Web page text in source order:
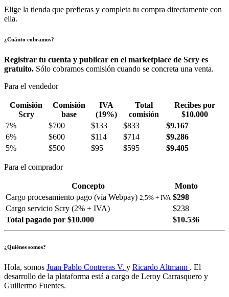
Elige la tienda que prefieras y completa tu compra directamente con
ella.
¿Cuánto cobramos?
Registrar tu cuenta y publicar en el marketplace de Scry es
gratuito. Sólo cobramos comisión cuando se concreta una venta.
Para el vendedor
Comisión
Scry
Comisión
base
IVA
(19%)
Total
comisión
Recibes por
$10.000
7%
$700 $133 $833
$9.167
6%
$600 $114 $714
$9.286
5%
$500 $95 $595 $9.405
Para el comprador
Concepto
Monto
Cargo procesamiento pago (vía Webpay) 2,5% + IVA $298
Cargo servicio Scry (2% + IVA)
$238
Total pagado por $10.000
$10.536
¿Quiénes somos?
Hola, somos Juan Pablo Contreras V. y Ricardo Altmann . El
desarrollo de la plataforma está a cargo de Leroy Carrasquero y
Guillermo Fuentes.